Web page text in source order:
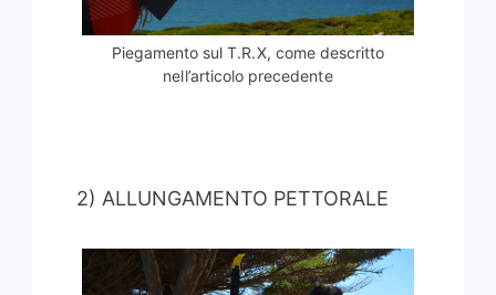
Piegamento sul T.R.X, come descritto
nell’articolo precedente
2) ALLUNGAMENTO PETTORALE